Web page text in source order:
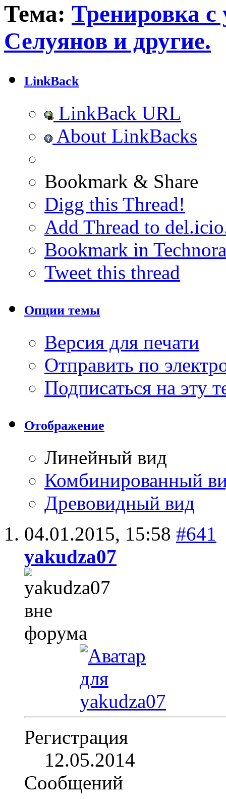
Тема: Тренировка
Селуянов и другие.
LinkBack
LinkBack URL
About LinkBacks
Bookmark & Share
Digg this Thread!
Add Thread to
Bookmark in
Tweet this thread
Опции темы
Версия для печати
Отправить по
Подписаться на эту
Отображение
Линейный вид
Комбинированный
Древовидный вид
04.01.2015, 15:58 #641
yakudza07
Регистрация
12.05.2014
Сообщений